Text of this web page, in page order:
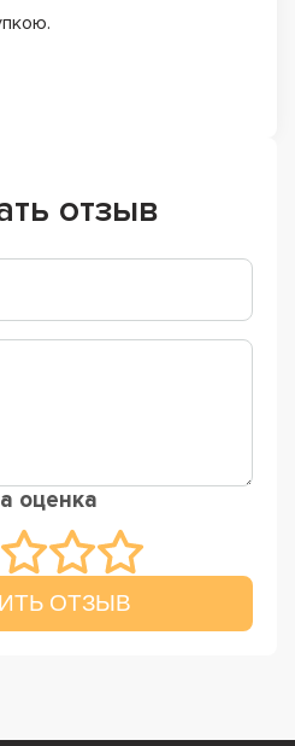
отзыв
оценка
ОТЗЫВ